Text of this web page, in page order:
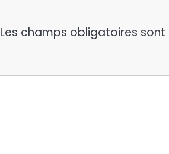
Les champs obligatoires